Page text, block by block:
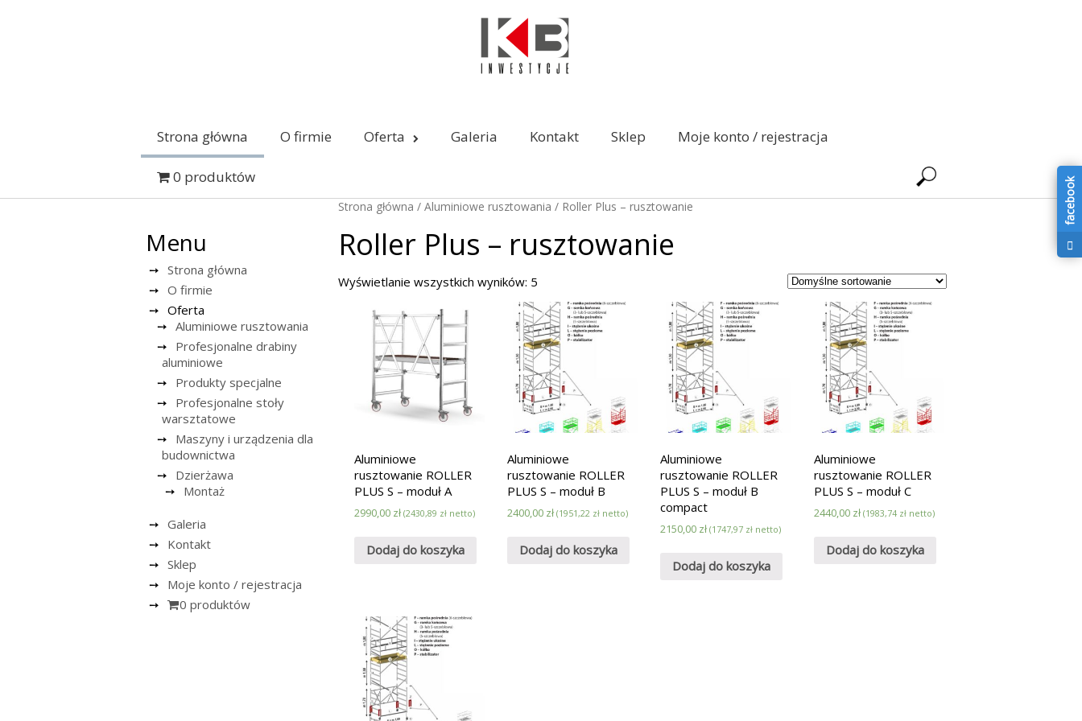
Strona główna O firmie Oferta Galeria Kontakt Sklep Moje konto / rejestracja
0 produktów
Menu
Strona główna
O firmie
Oferta
Aluminiowe rusztowania
Profesjonalne drabiny
aluminiowe
Produkty specjalne
Profesjonalne stoły
warsztatowe
Maszyny i urządzenia dla
budownictwa
Dzierżawa
Montaż
Galeria
Kontakt
Sklep
Moje konto / rejestracja
0 produktów
Strona główna / Aluminiowe rusztowania / Roller Plus – rusztowanie
Roller Plus – rusztowanie
Wyświetlanie wszystkich wyników: 5
Aluminiowe
rusztowanie ROLLER
PLUS S – moduł A
2990,00 zł (2430,89 złnetto)
Dodaj do koszyka
Aluminiowe
rusztowanie ROLLER
PLUS S – moduł B
2400,00 zł (1951,22 zł netto)
Dodaj do koszyka
Aluminiowe
rusztowanie ROLLER
PLUS S – moduł B
compact
2150,00 zł (1747,97 zł netto)
Dodaj do koszyka
Aluminiowe
rusztowanie ROLLER
PLUS S – moduł C
2440,00 zł (1983,74 złnetto)
Dodaj do koszyka
facebook